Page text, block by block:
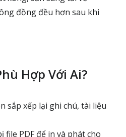
đồng đều hơn sau khi
Hợp Với Ai?
sắp xếp lại ghi chú, tài liệu
file PDF để in và phát cho